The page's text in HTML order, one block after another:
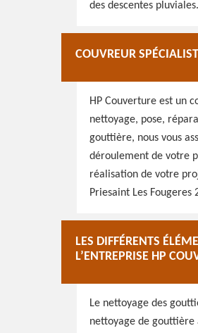
des descentes pluviales.
COUVREUR
HP Couverture est un
nettoyage, pose,
gouttière, nous vous
déroulement de votre
réalisation de votre
Priesaint Les
LES DIFFÉRENTS
L’ENTREPRISE HP
Le nettoyage des
nettoyage de gouttière